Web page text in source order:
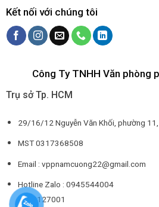
Kết nối với chúng tôi
Công Ty TNHH Văn phòng
Trụ sở Tp. HCM
29/16/12 Nguyễn Văn Khối, phường 11,
MST 0317368508
Email : vppnamcuong22@gmail.com
Hotline Zalo : 0945544004
0932127001